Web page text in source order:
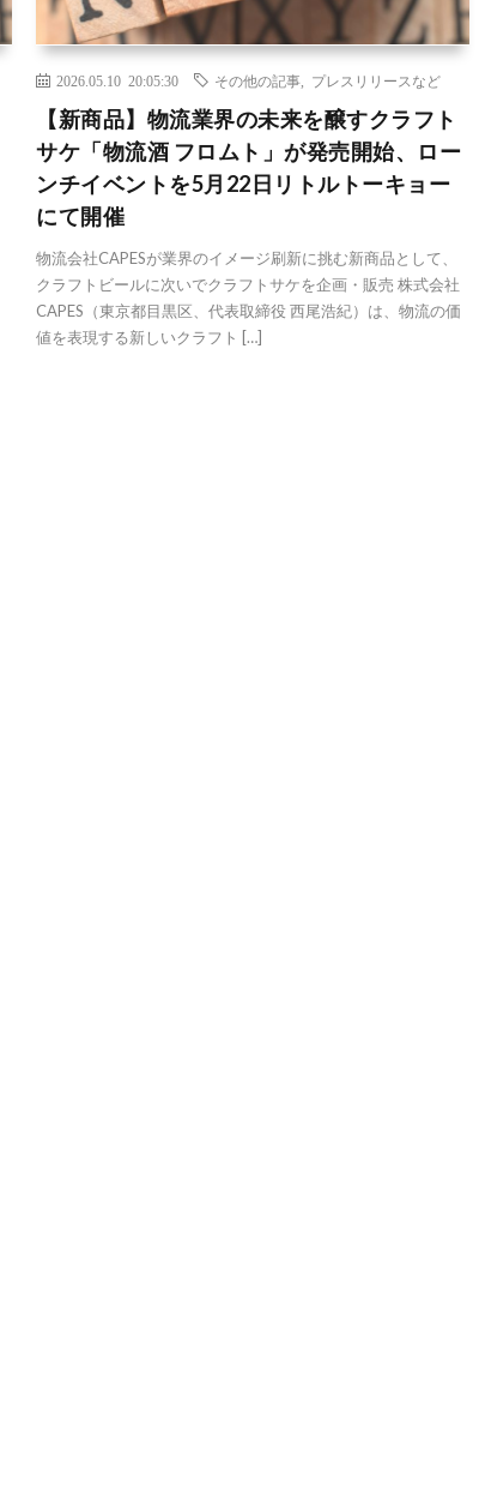
2026.05.10 20:05:30 その他の記事 プレスリリースなど
【新商品】物流業界の未来を醸すクラフト
サケ「物流酒 フロムト」が発売開始、ロー
ンチイベントを5月22日リトルトーキョー
にて開催
物流会社CAPESが業界のイメージ刷新に挑む新商品として、
クラフトビールに次いでクラフトサケを企画・販売 株式会社
CAPES（東京都目黒区、代表取締役 西尾浩紀）は、物流の価
値を表現する新しいクラフト […]